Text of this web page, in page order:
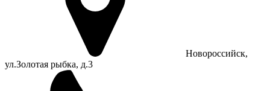
Новороссийск,
ул.Золотая рыбка, д.3